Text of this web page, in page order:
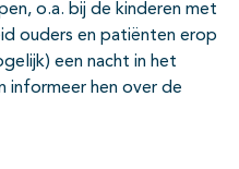
o.a. bij de kinderen met
ouders en patiënten erop
een nacht in het
informeer hen over de